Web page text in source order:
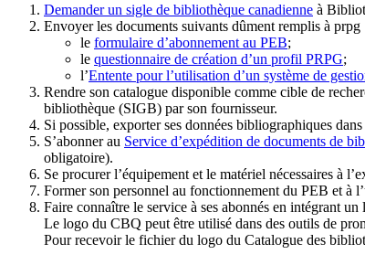
Demander un sigle de bibliothèque canadienne à
Envoyer les documents suivants dûment remplis à prpg
le formulaire d’abonnement au PEB;
le questionnaire de création d’un profil PRPG;
l’Entente pour l’utilisation d’un système de
Rendre son catalogue disponible comme cible de
bibliothèque (SIGB) par son fournisseur.
Si possible, exporter ses données bibliographiques
S’abonner au Service d’expédition de documents de
obligatoire).
Se procurer l’équipement et le matériel nécessaires à
Former son personnel au fonctionnement du PEB et à
Faire connaître le service à ses abonnés en intégrant
Le logo du CBQ peut être utilisé dans des outils de
Pour recevoir le fichier du logo du Catalogue des